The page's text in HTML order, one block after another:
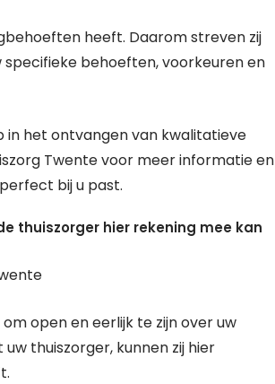
heeft. Daarom streven zij
behoeften, voorkeuren en
in het ontvangen van kwalitatieve
Twente voor meer informatie en
bij u past.
thuiszorger hier rekening mee kan
open en eerlijk te zijn over uw
thuiszorger, kunnen zij hier